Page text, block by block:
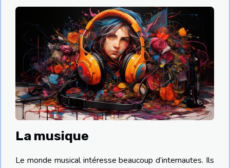
La musique
Le monde musical intéresse beaucoup d’internautes. Ils